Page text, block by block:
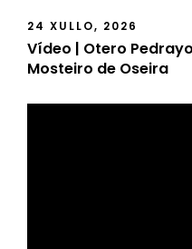
24 XULLO, 2026
Vídeo | Otero
Mosteiro de Oseira